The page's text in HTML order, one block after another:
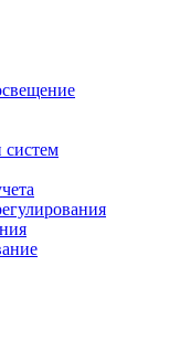
систем